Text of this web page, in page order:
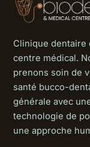
Clinique dentaire
centre médical.
prenons soin de
santé bucco-
générale avec
technologie de
une approche